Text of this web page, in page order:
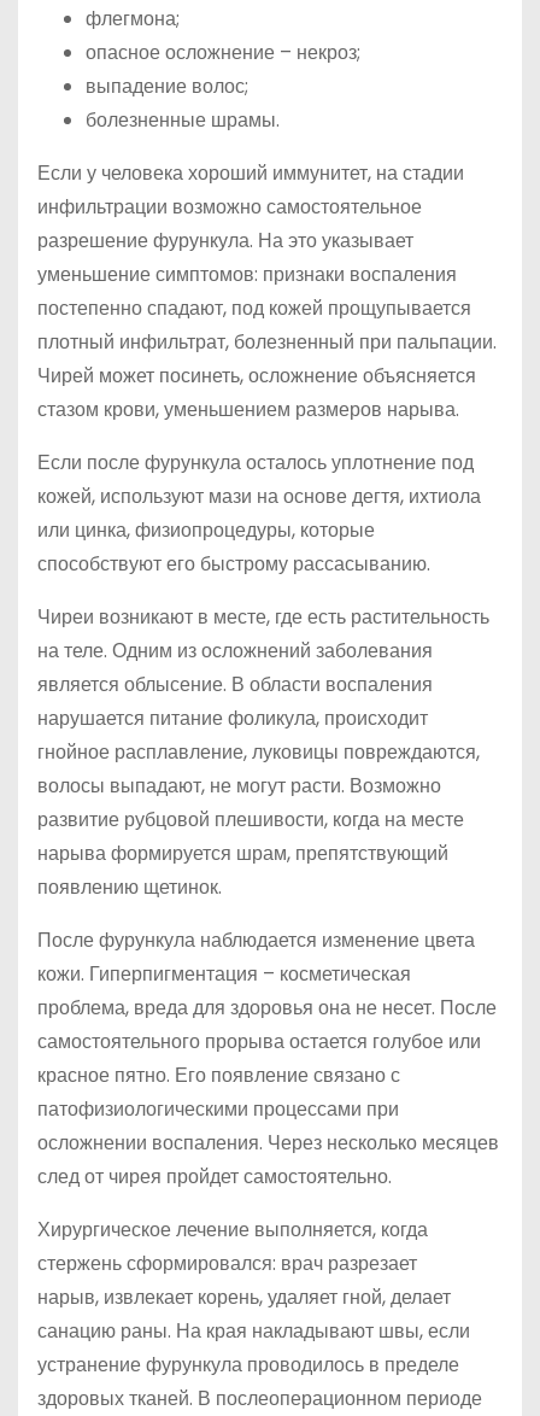
флегмона;
опасное осложнение – некроз;
выпадение волос;
болезненные шрамы.
Если у человека хороший иммунитет, на стадии
инфильтрации возможно самостоятельное
разрешение фурункула. На это указывает
уменьшение симптомов: признаки воспаления
постепенно спадают, под кожей прощупывается
плотный инфильтрат, болезненный при пальпации.
Чирей может посинеть, осложнение объясняется
стазом крови, уменьшением размеров нарыва.
Если после фурункула осталось уплотнение под
кожей, используют мази на основе дегтя, ихтиола
или цинка, физиопроцедуры, которые
способствуют его быстрому рассасыванию.
Чиреи возникают в месте, где есть растительность
на теле. Одним из осложнений заболевания
является облысение. В области воспаления
нарушается питание фоликула, происходит
гнойное расплавление, луковицы повреждаются,
волосы выпадают, не могут расти. Возможно
развитие рубцовой плешивости, когда на месте
нарыва формируется шрам, препятствующий
появлению щетинок.
После фурункула наблюдается изменение цвета
кожи. Гиперпигментация – косметическая
проблема, вреда для здоровья она не несет. После
самостоятельного прорыва остается голубое или
красное пятно. Его появление связано с
патофизиологическими процессами при
осложнении воспаления. Через несколько месяцев
след от чирея пройдет самостоятельно.
Хирургическое лечение выполняется, когда
стержень сформировался: врач разрезает
нарыв, извлекает корень, удаляет гной, делает
санацию раны. На края накладывают швы, если
устранение фурункула проводилось в пределе
здоровых тканей. В послеоперационном периоде